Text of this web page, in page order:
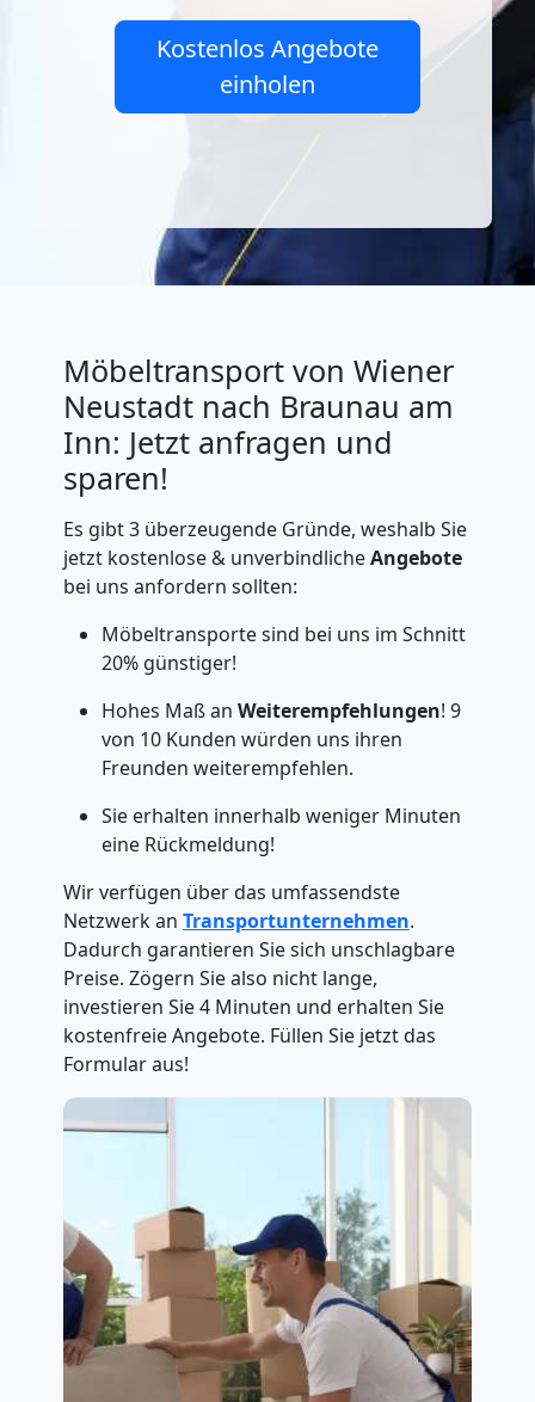
Kostenlos Angebote
einholen
Möbeltransport von Wiener
Neustadt nach Braunau am
Inn: Jetzt anfragen und
sparen!
Es gibt 3 überzeugende Gründe, weshalb Sie
jetzt kostenlose & unverbindlicheAngebote
bei uns anfordern sollten:
Möbeltransporte sind bei uns im Schnitt
20% günstiger!
Hohes Maß an Weiterempfehlungen! 9
von 10 Kunden würden uns ihren
Freunden weiterempfehlen.
Sie erhalten innerhalb weniger Minuten
eine Rückmeldung!
Wir verfügen über das umfassendste
Netzwerk an Transportunternehmen.
Dadurch garantieren Sie sich unschlagbare
Preise. Zögern Sie also nicht lange,
investieren Sie 4 Minuten und erhalten Sie
kostenfreie Angebote. Füllen Sie jetzt das
Formular aus!